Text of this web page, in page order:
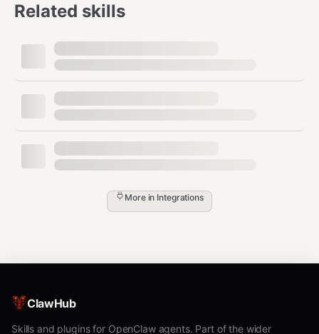
cp .env.example .env
4. Cài dependencies và lấy token
bash
cd scripts
npm install
User copy URL sau khi approve (chứa
Related skills
More in Integrations
ClawHub
Skills and plugins for OpenClaw agents. Part of the wider